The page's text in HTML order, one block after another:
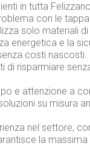
in tutta
con le
solo materiali
energetica e la
costi
di risparmiare
e attenzione a
su misura
nel settore,
la